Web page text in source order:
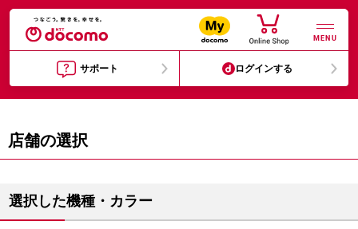
MENU
サポート ログインする
店舗の選択
選択した機種・カラー